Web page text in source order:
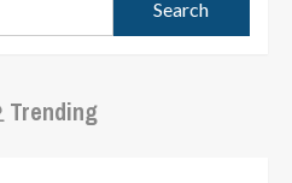
Trending